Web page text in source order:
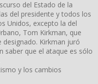
del Estado de la
del presidente y todos los
Unidos, excepto la del
Tom Kirkman, que
Kirkman juró
saber que el ataque es sólo
y los cambios